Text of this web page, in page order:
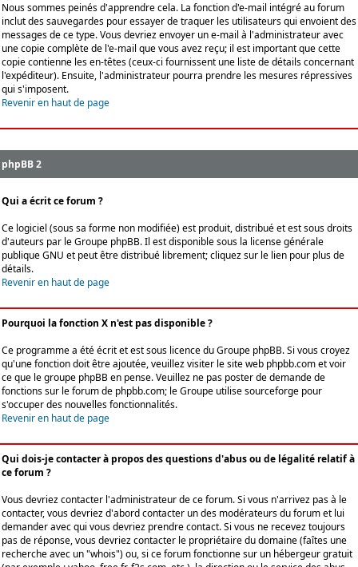
Nous sommes peinés d'apprendre cela. La fonction d'e-mail intégré au forum
inclut des sauvegardes pour essayer de traquer les utilisateurs qui envoient des
messages de ce type. Vous devriez envoyer un e-mail à l'administrateur avec
une copie complète de l'e-mail que vous avez reçu; il est important que cette
copie contienne les en-têtes (ceux-ci fournissent une liste de détails concernant
l'expéditeur). Ensuite, l'administrateur pourra prendre les mesures répressives
qui s'imposent.
Revenir en haut de page
phpBB 2
Qui a écrit ce forum ?
Ce logiciel (sous sa forme non modifiée) est produit, distribué et est sous droits
d'auteurs par leGroupe phpBB. Il est disponible sous la license générale
publique GNU et peut être distribué librement; cliquez sur le lien pour plus de
détails.
Revenir en haut de page
Pourquoi la fonction X n'est pas disponible ?
Ce programme a été écrit et est sous licence du Groupe phpBB. Si vous croyez
qu'une fonction doit être ajoutée, veuillez visiter le site web phpbb.com et voir
ce que le groupe phpBB en pense. Veuillez ne pas poster de demande de
fonctions sur le forum de phpbb.com; le Groupe utilise sourceforge pour
s'occuper des nouvelles fonctionnalités.
Revenir en haut de page
Qui dois-je contacter à propos des questions d'abus ou de légalité relatif à
ce forum ?
Vous devriez contacter l'administrateur de ce forum. Si vous n'arrivez pas à le
contacter, vous devriez d'abord contacter un des modérateurs du forum et lui
demander avec qui vous devriez prendre contact. Si vous ne recevez toujours
pas de réponse, vous devriez contacter le propriétaire du domaine (faîtes une
recherche avec un "whois") ou, si ce forum fonctionne sur un hébergeur gratuit